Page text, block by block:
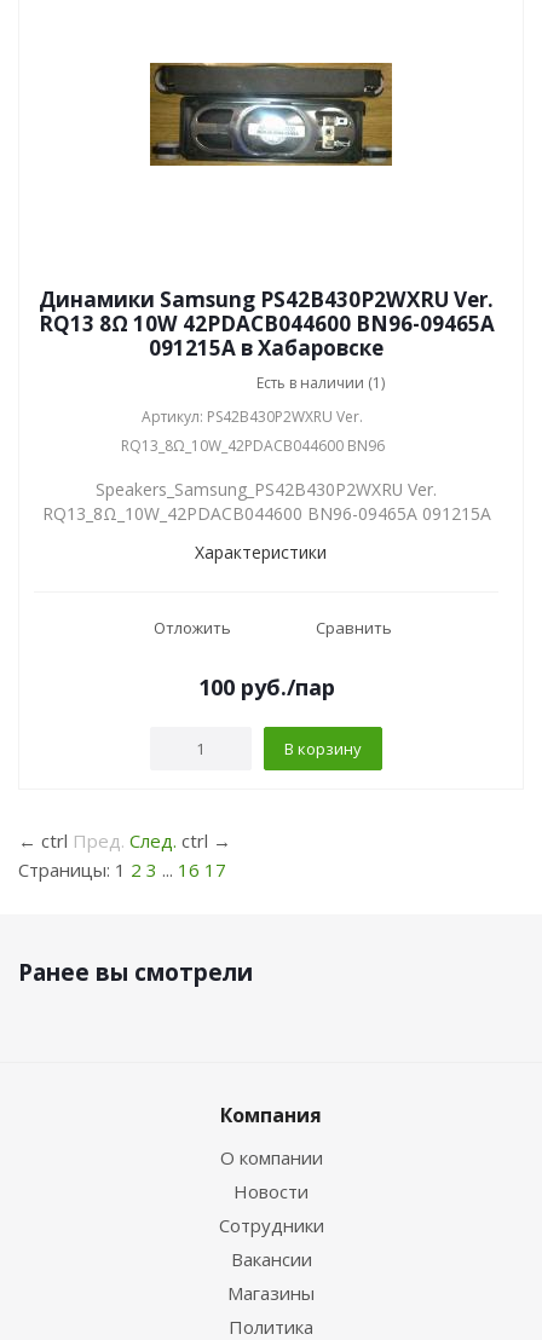
Динамики Samsung PS42B430P2WXRU Ver.
RQ13 8Ω 10W 42PDACB044600 BN96-09465A
091215A в Хабаровске
Есть в наличии (1)
Артикул: PS42B430P2WXRU Ver.
RQ13_8Ω_10W_42PDACB044600 BN96
Speakers_Samsung_PS42B430P2WXRU Ver.
RQ13_8Ω_10W_42PDACB044600 BN96-09465A 091215A
Характеристики
Отложить Сравнить
100 руб./пар
В корзину
← ctrl Пред. След. ctrl →
Страницы: 1 2 3 ... 16 17
Ранее вы смотрели
Компания
О компании
Новости
Сотрудники
Вакансии
Магазины
Политика